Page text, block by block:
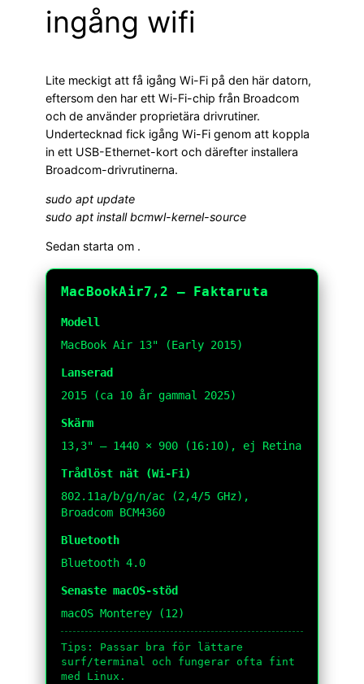
ingång wifi
Lite meckigt att få igång Wi-Fi på den här datorn,
eftersom den har ett Wi-Fi-chip från Broadcom
och de använder proprietära drivrutiner.
Undertecknad fick igång Wi-Fi genom att koppla
in ett USB-Ethernet-kort och därefter installera
Broadcom-drivrutinerna.
sudo apt update
sudo apt install bcmwl-kernel-source
Sedan starta om .
MacBookAir7,2 — Faktaruta
Modell
MacBook Air 13" (Early 2015)
Lanserad
2015 (ca 10 år gammal 2025)
Skärm
13,3" — 1440 × 900 (16:10), ej Retina
Trådlöst nät (Wi-Fi)
802.11a/b/g/n/ac (2,4/5 GHz),
Broadcom BCM4360
Bluetooth
Bluetooth 4.0
Senaste macOS-stöd
macOS Monterey (12)
Tips: Passar bra för lättare
surf/terminal och fungerar ofta fint
med Linux.